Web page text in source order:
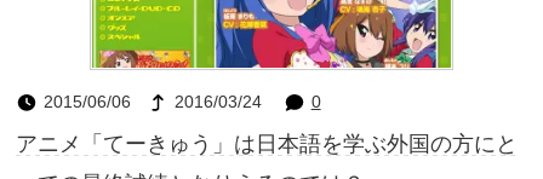
2015/06/06 2016/03/24 0
アニメ「てーきゅう」は日本語を学ぶ外国の方にと